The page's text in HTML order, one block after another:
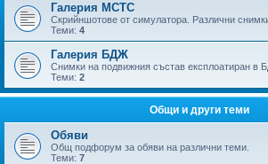
Галерия МСТС
Скрийншотове от симулатора. Различни
Теми: 4
Галерия БДЖ
Снимки на подвижния състав експлоатиран в
Теми: 2
Общи и други теми
Обяви
Общ подфорум за обяви на различни теми.
Теми: 7